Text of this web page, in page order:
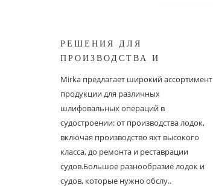
РЕШЕНИЯ ДЛЯ
ПРОИЗВОДСТВА И
Mirka предлагает широкий ассортимент
продукции для различных
шлифовальных операций в
судостроении: от производства лодок,
включая производство яхт высокого
класса, до ремонта и реставрации
судов.Большое разнообразие лодок и
судов, которые нужно обслу..